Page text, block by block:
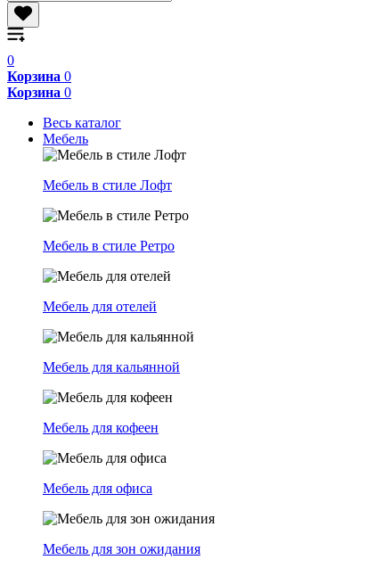
0
Корзина 0
Корзина 0
Весь каталог
Мебель
Мебель в стиле Лофт
Мебель в стиле Ретро
Мебель для отелей
Мебель для кальянной
Мебель для кофеен
Мебель для офиса
Мебель для зон ожидания